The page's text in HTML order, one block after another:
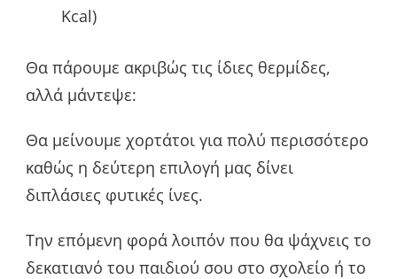
Kcal)
Θα πάρουμε ακριβώς τις ίδιες θερμίδες,
αλλά μάντεψε:
Θα μείνουμε χορτάτοι για πολύ περισσότερο
καθώς η δεύτερη επιλογή μας δίνει
διπλάσιες φυτικές ίνες.
Την επόμενη φορά λοιπόν που θα ψάχνεις το
δεκατιανό του παιδιού σου στο σχολείο ή το